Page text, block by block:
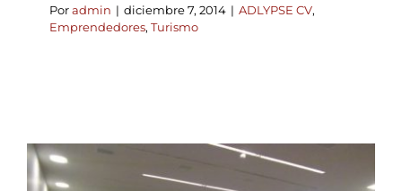
Poradmin | diciembre 7, 2014 | ADLYPSE CV,
Emprendedores, Turismo